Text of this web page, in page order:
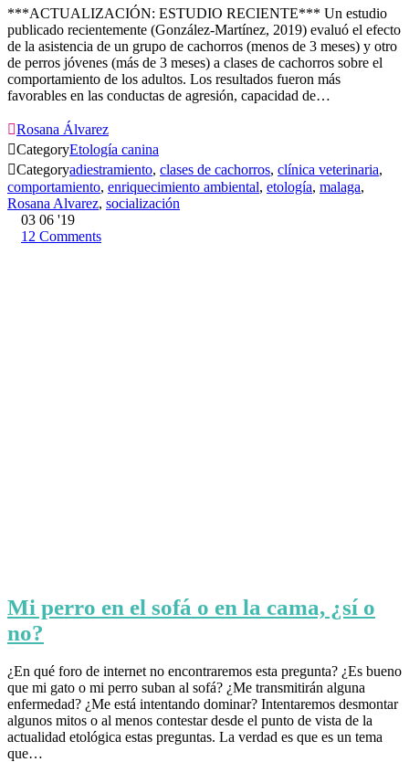
***ACTUALIZACIÓN: ESTUDIO RECIENTE*** Un estudio
publicado recientemente (González-Martínez, 2019) evaluó el efecto
de la asistencia de un grupo de cachorros (menos de 3 meses) y otro
de perros jóvenes (más de 3 meses) a clases de cachorros sobre el
comportamiento de los adultos. Los resultados fueron más
favorables en las conductas de agresión, capacidad de…
Rosana Álvarez
CategoryEtología canina
Categoryadiestramiento, clases de cachorros, clínica veterinaria,
comportamiento, enriquecimiento ambiental, etología, malaga,
Rosana Alvarez, socialización
03 06 '19
12 Comments
Mi perro en el sofá o en la cama, ¿sí o
no?
¿En qué foro de internet no encontraremos esta pregunta? ¿Es bueno
que mi gato o mi perro suban al sofá? ¿Me transmitirán alguna
enfermedad? ¿Me está intentando dominar? Intentaremos desmontar
algunos mitos o al menos contestar desde el punto de vista de la
actualidad etológica estas preguntas. La verdad es que es un tema
que…